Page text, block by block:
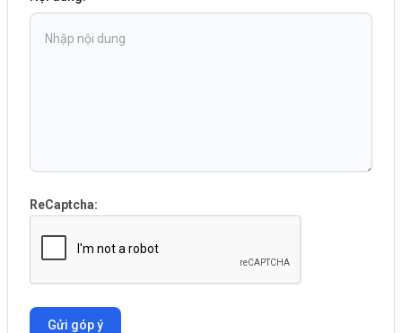
ReCaptcha:
Gửi góp ý